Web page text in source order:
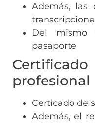
Además, las
Del mismo
pasaporte
profesional
Certicado de
Además, el